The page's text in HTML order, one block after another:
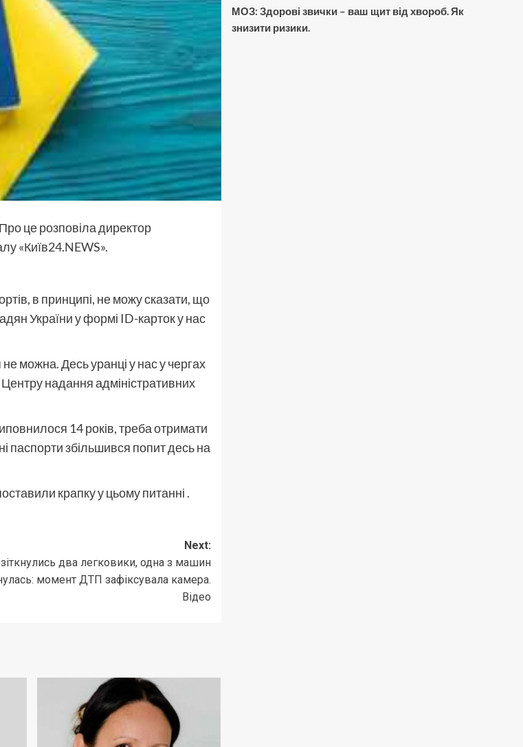
це розповіла директор
«Київ24.NEWS».
в принципі, не можу сказати, що
України у формі ID-карток у нас
можна. Десь уранці у нас у чергах
надання адміністративних
14 років, треба отримати
паспорти збільшився попит десь на
крапку у цьому питанні .
Next:
два легковики, одна з машин
момент ДТП зафіксувала камера.
Відео
МОЗ: Здорові звички – ваш щит від хвороб. Як
знизити ризики.